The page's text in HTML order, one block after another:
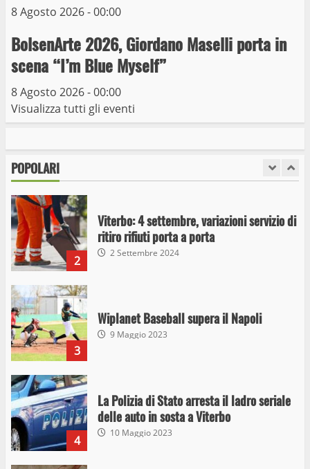
8 Agosto 2026 - 00:00
BolsenArte 2026, Giordano Maselli porta in
scena “I’m Blue Myself”
8 Agosto 2026 - 00:00
Visualizza tutti gli eventi
POPOLARI
Giochi Sportivi Studenteschi di Atletica a
Viterbo
10 Maggio 2023
I Carabinieri arrestano due giovani per
stupefacenti
2
Viterbo: 4 settembre, variazioni servizio di
ritiro rifiuti porta a porta
2 Settembre 2024
3
Wiplanet Baseball supera il Napoli
9 Maggio 2023
4
La Polizia di Stato arresta il ladro seriale
delle auto in sosta a Viterbo
10 Maggio 2023